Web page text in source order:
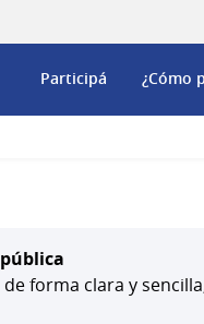
Participá ¿Cómo
forma clara y